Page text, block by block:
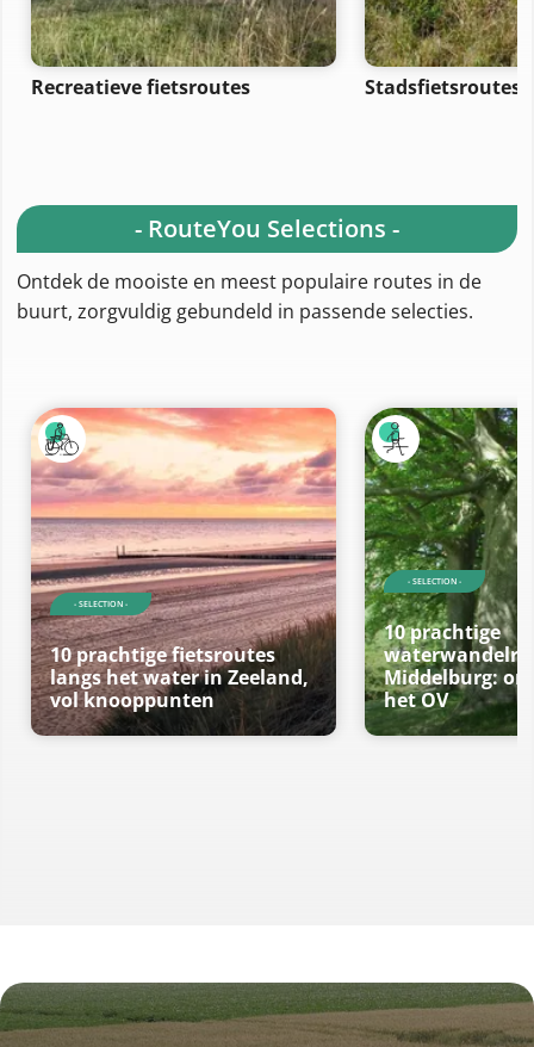
Recreatieve fietsroutes Stadsfietsroutes
- RouteYou Selections -
Ontdek de mooiste en meest populaire routes in de
buurt, zorgvuldig gebundeld in passende selecties.
- SELECTION -
10 prachtige fietsroutes
langs het water in Zeeland,
vol knooppunten
- SELECTION -
10 prachtige
Middelburg:
het OV